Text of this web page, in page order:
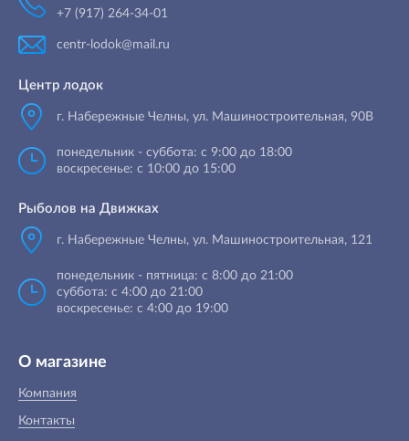
+7 (917) 264-34-01
centr-lodok@mail.ru
Центр лодок
г. Набережные Челны, ул. Машиностроительная, 90B
понедельник - суббота: с 9:00 до 18:00
воскресенье: с 10:00 до 15:00
Рыболов на Движках
г. Набережные Челны, ул. Машиностроительная, 121
понедельник - пятница: с 8:00 до 21:00
суббота: с 4:00 до 21:00
воскресенье: с 4:00 до 19:00
О магазине
Компания
Контакты